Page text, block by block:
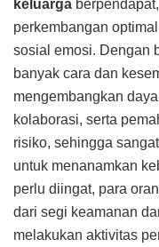
keluarga
perkembangan
sosial emosi. Dengan
banyak cara dan
mengembangkan
kolaborasi, serta
risiko, sehingga
untuk menanamkan
perlu diingat, para
dari segi keamanan
melakukan aktivitas